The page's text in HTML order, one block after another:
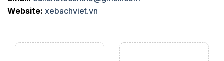
Website: xebachviet.vn